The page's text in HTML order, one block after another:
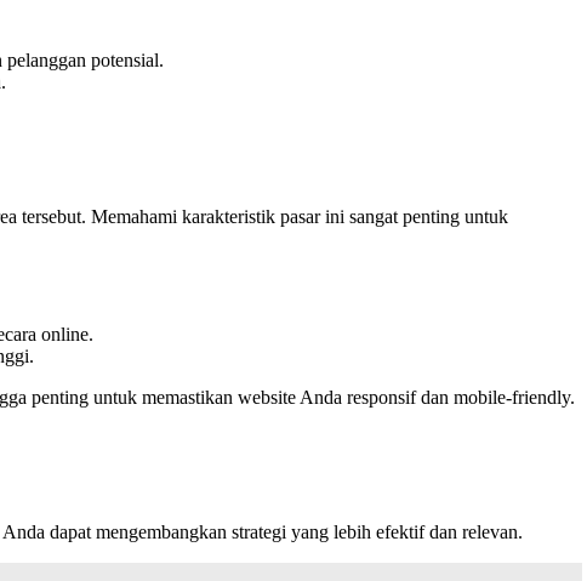
potensial.
tersebut. Memahami karakteristik pasar ini sangat penting untuk
online.
penting untuk memastikan website Anda responsif dan mobile-friendly.
dapat mengembangkan strategi yang lebih efektif dan relevan.